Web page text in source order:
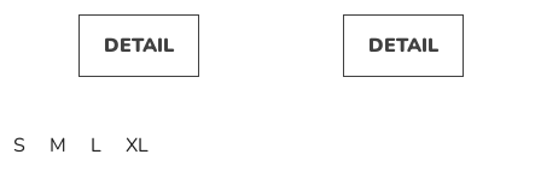
DETAIL
S M L XL
DETAIL